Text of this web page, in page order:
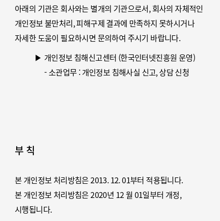
아래의 기관은 회사와는 별개의 기관으로서, 회사의 자체적인
개인정보 불만처리, 피해구제 결과에 만족하지 못하시거나
자세한 도움이 필요하시면 문의하여 주시기 바랍니다.
개인정보 침해신고센터 (한국인터넷진흥원 운영)
- 소관업무 : 개인정보 침해사실 신고, 상담 신청
(민사적 해결)
- 홈페이지 : privacy.kisa.or.kr
- 전화 : (국번없이) 118
부 칙
본 개인정보 처리방침은 2013. 12. 01부터 적용됩니다.
본 개인정보 처리방침은 2020년 12 월 01일부터 개정,
시행됩니다.